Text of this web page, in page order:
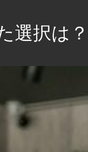
選択は？